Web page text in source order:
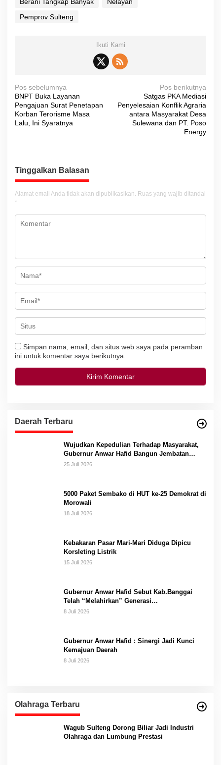
Pemprov Sulteng
Ikuti Kami
N
a
v
s
i
p
o
s
Pos sebelumnya
BNPT Buka Layanan
Pengajuan Surat Penetapan
Korban Terorisme Masa
Lalu, Ini Syaratnya
Pos berikutnya
Satgas PKA Mediasi
Penyelesaian Konflik Agraria
antara Masyarakat Desa
Sulewana dan PT. Poso
Energy
Tinggalkan Balasan
Alamat email Anda tidak akan dipublikasikan. Ruas yang wajib ditandai
*
Simpan nama, email, dan situs web saya pada peramban
ini untuk komentar saya berikutnya.
Daerah Terbaru
Wujudkan Kepedulian Terhadap Masyarakat,
Gubernur Anwar Hafid Bangun Jembatan
Gantung Masungkang dengan Dana Pribadi
25 Juli 2026
5000 Paket Sembako di HUT ke-25 Demokrat di
Morowali
18 Juli 2026
Kebakaran Pasar Mari-Mari Diduga Dipicu
Korsleting Listrik
15 Juli 2026
Gubernur Anwar Hafid Sebut Kab.Banggai
Telah “Melahirkan” Generasi…
8 Juli 2026
Gubernur Anwar Hafid : Sinergi Jadi Kunci
Kemajuan Daerah
8 Juli 2026
Olahraga Terbaru
Wagub Sulteng Dorong Biliar Jadi Industri
Olahraga dan Lumbung Prestasi